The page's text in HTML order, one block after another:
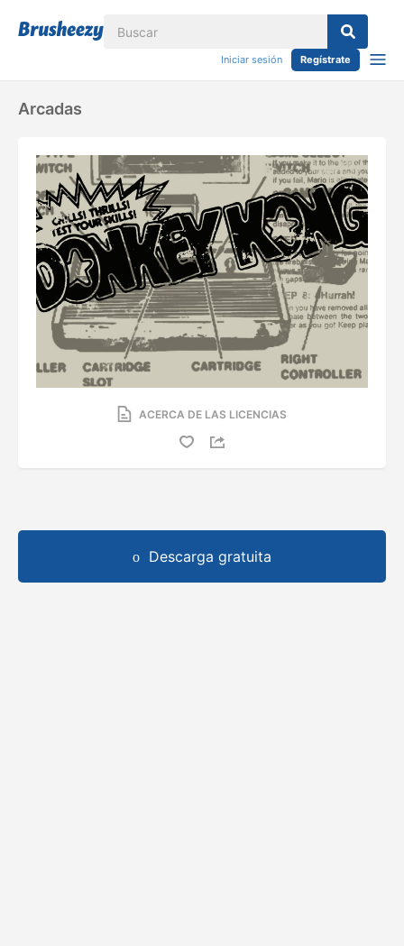
Iniciar sesión Regístrate
Arcadas
ACERCA DE LAS LICENCIAS
Descarga gratuita